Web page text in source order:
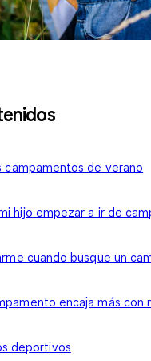
campamentos de verano
hijo empezar a ir de
cuando busque un
encaja más con
deportivos